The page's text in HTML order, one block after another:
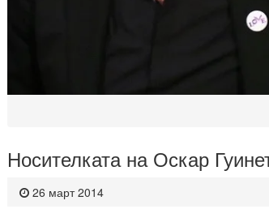
Носителката на Оскар
26 март 2014